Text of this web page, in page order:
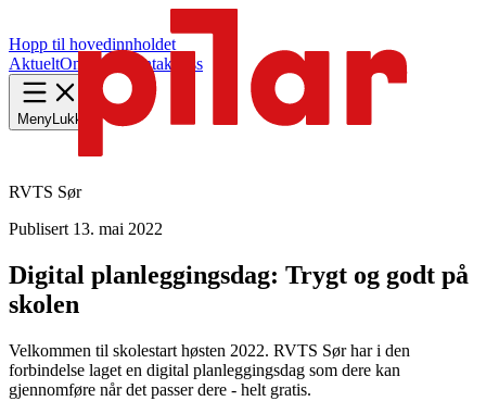
Hopp til hovedinnholdet
AktueltOm Pilar Kontakt oss
MenyLukk
RVTS Sør
Publisert 13. mai 2022
Digital planleggings­dag: Trygt og godt på
skolen
Velkommen til skolestart høsten 2022. RVTS Sør har i den
forbindelse laget en digital planleggingsdag som dere kan
gjennomføre når det passer dere - helt gratis.